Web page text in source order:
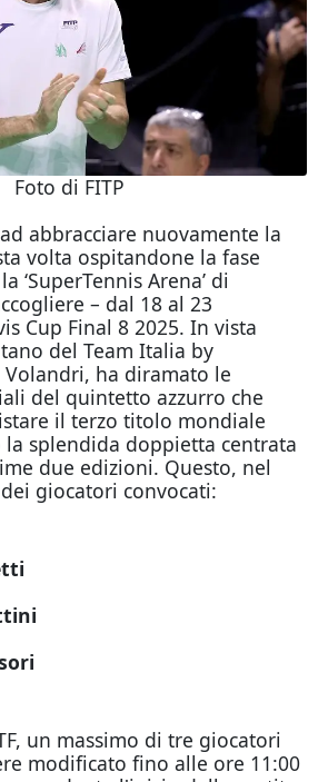
Foto di FITP
abbracciare nuovamente la
volta ospitandone la fase
‘SuperTennis Arena’ di
– dal 18 al 23
Cup Final 8 2025. In vista
del Team Italia by
ha diramato le
del quintetto azzurro che
il terzo titolo mondiale
la splendida doppietta centrata
due edizioni. Questo, nel
giocatori convocati:
un massimo di tre giocatori
modificato fino alle ore 11:00